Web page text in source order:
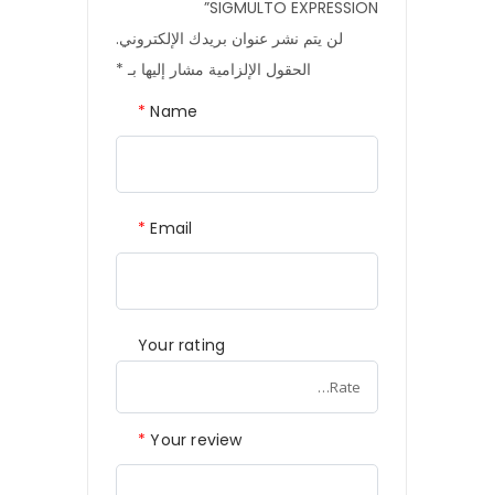
SIGMULTO EXPRESSION”
لن يتم نشر عنوان بريدك الإلكتروني.
الحقول الإلزامية مشار إليها بـ *
Name
*
Email
*
Your rating
Your review
*